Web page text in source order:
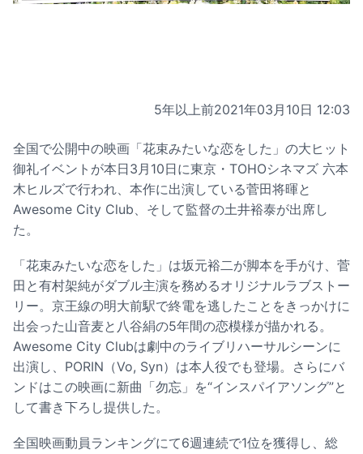
5年以上前2021年03月10日 12:03
全国で公開中の映画「花束みたいな恋をした」の大ヒット
御礼イベントが本日3月10日に東京・TOHOシネマズ 六本
木ヒルズで行われ、本作に出演している菅田将暉と
Awesome City Club、そして監督の土井裕泰が出席し
た。
「花束みたいな恋をした」は坂元裕二が脚本を手がけ、菅
田と有村架純がダブル主演を務めるオリジナルラブストー
リー。京王線の明大前駅で終電を逃したことをきっかけに
出会った山音麦と八谷絹の5年間の恋模様が描かれる。
Awesome City Clubは劇中のライブリハーサルシーンに
出演し、PORIN（Vo, Syn）は本人役でも登場。さらにバ
ンドはこの映画に新曲「勿忘」を“インスパイアソング”と
して書き下ろし提供した。
全国映画動員ランキングにて6週連続で1位を獲得し、総